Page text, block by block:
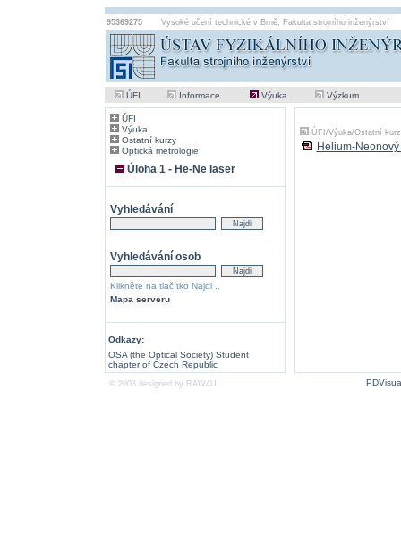
95369275 Vysoké učení technické v Brně, Fakulta strojního inženýrství
ÚFI Informace Výuka Výzkum
ÚFI
Výuka
Ostatní kurzy
Optická metrologie
Úloha 1 - He-Ne laser
Vyhledávání
Vyhledávání osob
Klikněte na tlačítko Najdi ..
Mapa serveru
Odkazy:
OSA (the Optical Society) Student
chapter of Czech Republic
ÚFI /Výuka/Ostatní
Helium-
© 2003 designed by RAW4U